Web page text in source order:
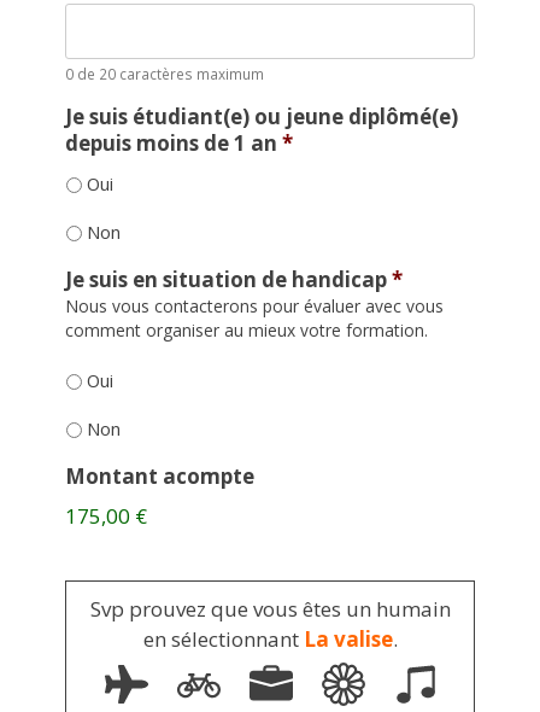
0 de 20 caractères maximum
Je suis étudiant(e) ou jeune diplômé(e)
depuis moins de 1 an *
Oui
Non
Je suis en situation de handicap*
Nous vous contacterons pour évaluer avec vous
comment organiser au mieux votre formation.
Oui
Non
Montant acompte
175,00 €
Svp prouvez que vous êtes un humain
en sélectionnant La valise.